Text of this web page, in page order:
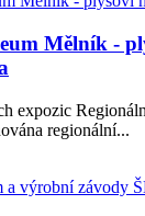
Mělník -
expozic
regionální...